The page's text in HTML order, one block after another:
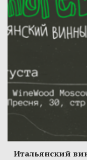
Итальянский